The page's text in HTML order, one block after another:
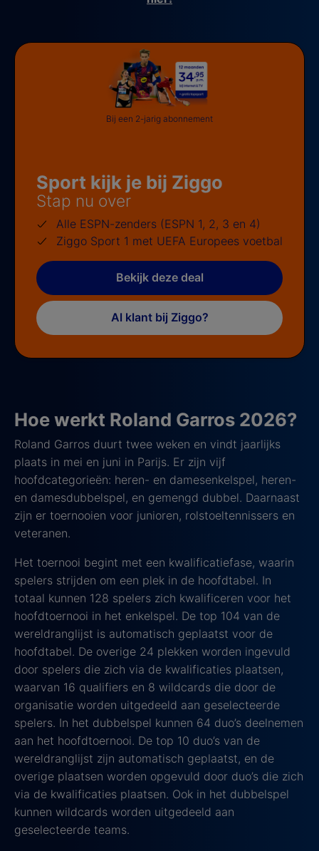
Sport kijk je bij Ziggo
Stap nu over
Alle ESPN-zenders (ESPN 1, 2, 3 en 4)
Ziggo Sport 1 met UEFA Europees voetbal
Bekijk deze deal
Al klant bij Ziggo?
Bij een 2-jarig abonnement
Hoe werkt Roland Garros 2026?
Roland Garros duurt twee weken en vindt jaarlijks
plaats in mei en juni in Parijs. Er zijn vijf
hoofdcategorieën: heren- en damesenkelspel, heren-
en damesdubbelspel, en gemengd dubbel. Daarnaast
zijn er toernooien voor junioren, rolstoeltennissers en
veteranen.
Het toernooi begint met een kwalificatiefase, waarin
spelers strijden om een plek in de hoofdtabel. In
totaal kunnen 128 spelers zich kwalificeren voor het
hoofdtoernooi in het enkelspel. De top 104 van de
wereldranglijst is automatisch geplaatst voor de
hoofdtabel. De overige 24 plekken worden ingevuld
door spelers die zich via de kwalificaties plaatsen,
waarvan 16 qualifiers en 8 wildcards die door de
organisatie worden uitgedeeld aan geselecteerde
spelers. In het dubbelspel kunnen 64 duo’s deelnemen
aan het hoofdtoernooi. De top 10 duo’s van de
wereldranglijst zijn automatisch geplaatst, en de
overige plaatsen worden opgevuld door duo’s die zich
via de kwalificaties plaatsen. Ook in het dubbelspel
kunnen wildcards worden uitgedeeld aan
geselecteerde teams.